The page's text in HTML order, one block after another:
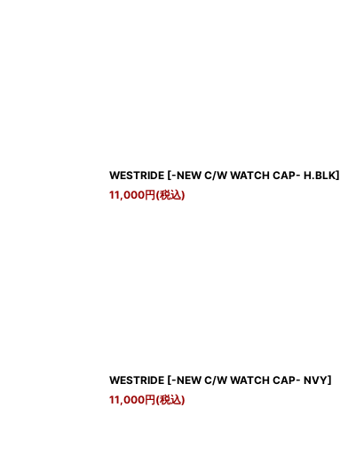
WESTRIDE [-NEW C/W WATCH CAP- H.BLK]
11,000円(税込)
WESTRIDE [-NEW C/W WATCH CAP- NVY]
11,000円(税込)